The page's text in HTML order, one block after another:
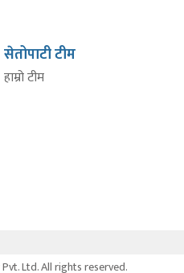
सेतोपाटी टीम
हाम्रो टीम
Ltd. All rights reserved.